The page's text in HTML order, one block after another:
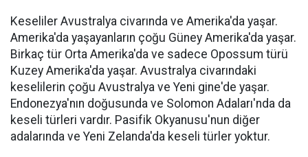
Keseliler Avustralya civarında ve Amerika'da yaşar.
Amerika'da yaşayanların çoğu Güney Amerika'da yaşar.
Birkaç tür Orta Amerika'da ve sadece Opossum türü
Kuzey Amerika'da yaşar. Avustralya civarındaki
keselilerin çoğu Avustralya ve Yeni gine'de yaşar.
Endonezya'nın doğusunda ve Solomon Adaları'nda da
keseli türleri vardır. Pasifik Okyanusu'nun diğer
adalarında ve Yeni Zelanda'da keseli türler yoktur.